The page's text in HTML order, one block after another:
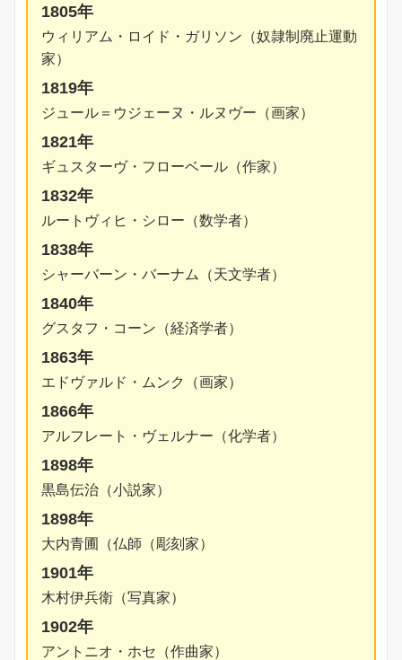
1805年
ウィリアム・ロイド・ガリソン（奴隷制廃止運動
家）
1819年
ジュール＝ウジェーヌ・ルヌヴー（画家）
1821年
ギュスターヴ・フローベール（作家）
1832年
ルートヴィヒ・シロー（数学者）
1838年
シャーバーン・バーナム（天文学者）
1840年
グスタフ・コーン（経済学者）
1863年
エドヴァルド・ムンク（画家）
1866年
アルフレート・ヴェルナー（化学者）
1898年
黒島伝治（小説家）
1898年
大内青圃（仏師（彫刻家）
1901年
木村伊兵衛（写真家）
1902年
アントニオ・ホセ（作曲家）